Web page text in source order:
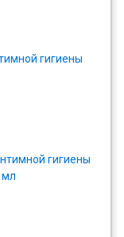
гигиены
мл